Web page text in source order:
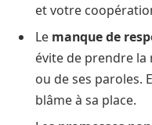
et votre
Le manque de
évite de prendre la
ou de ses paroles.
blâme à sa place.